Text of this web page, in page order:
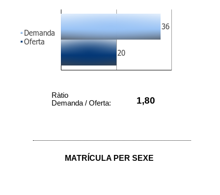
Ràtio
Demanda / Oferta:
MATRÍCULA PER SEXE
1,80